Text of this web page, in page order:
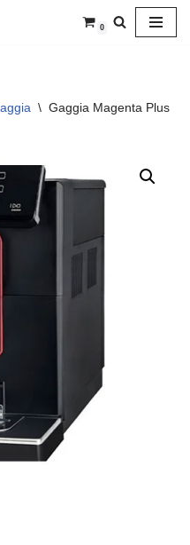
0
\ Gaggia Magenta Plus